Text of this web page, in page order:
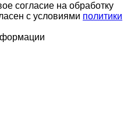
согласие на обработку
с условиями политики